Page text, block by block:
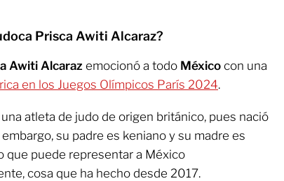
Prisca Awiti Alcaraz?
Awiti Alcaraz emocionó a todo México con una
en los Juegos Olímpicos París 2024.
atleta de judo de origen británico, pues nació
su padre es keniano y su madre es
que puede representar a México
cosa que ha hecho desde 2017.